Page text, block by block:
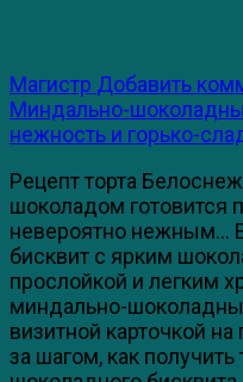
Магистр Добавить
Миндально-
нежность и горько-
Рецепт торта
шоколадом готовится
невероятно нежным…
бисквит с ярким
прослойкой и легким
миндально-
визитной карточкой
за шагом, как